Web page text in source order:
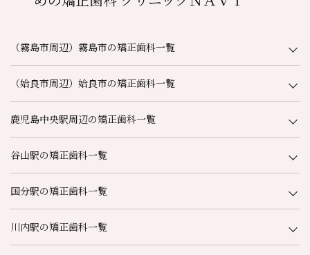
（霧島市周辺）霧島市の矯正歯科一覧
（姶良市周辺）姶良市の矯正歯科一覧
鹿児島中央駅周辺の矯正歯科一覧
谷山駅の矯正歯科一覧
国分駅の矯正歯科一覧
川内駅の矯正歯科一覧